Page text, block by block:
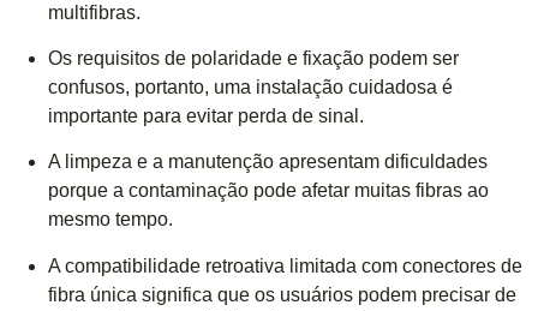
multifibras.
Os requisitos de polaridade e fixação podem ser
confusos, portanto, uma instalação cuidadosa é
importante para evitar perda de sinal.
A limpeza e a manutenção apresentam dificuldades
porque a contaminação pode afetar muitas fibras ao
mesmo tempo.
A compatibilidade retroativa limitada com conectores de
fibra única significa que os usuários podem precisar de